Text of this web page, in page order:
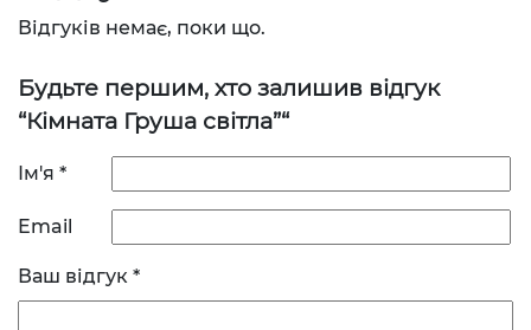
Відгуків немає, поки що.
Будьте першим, хто залишив відгук
“Кімната Груша світла”“
Ім'я *
Email
Ваш відгук *